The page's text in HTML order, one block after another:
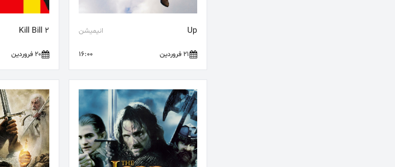
Up انیمیشن
21 فروردین 16:00
Kill Bill 2
20 فروردین